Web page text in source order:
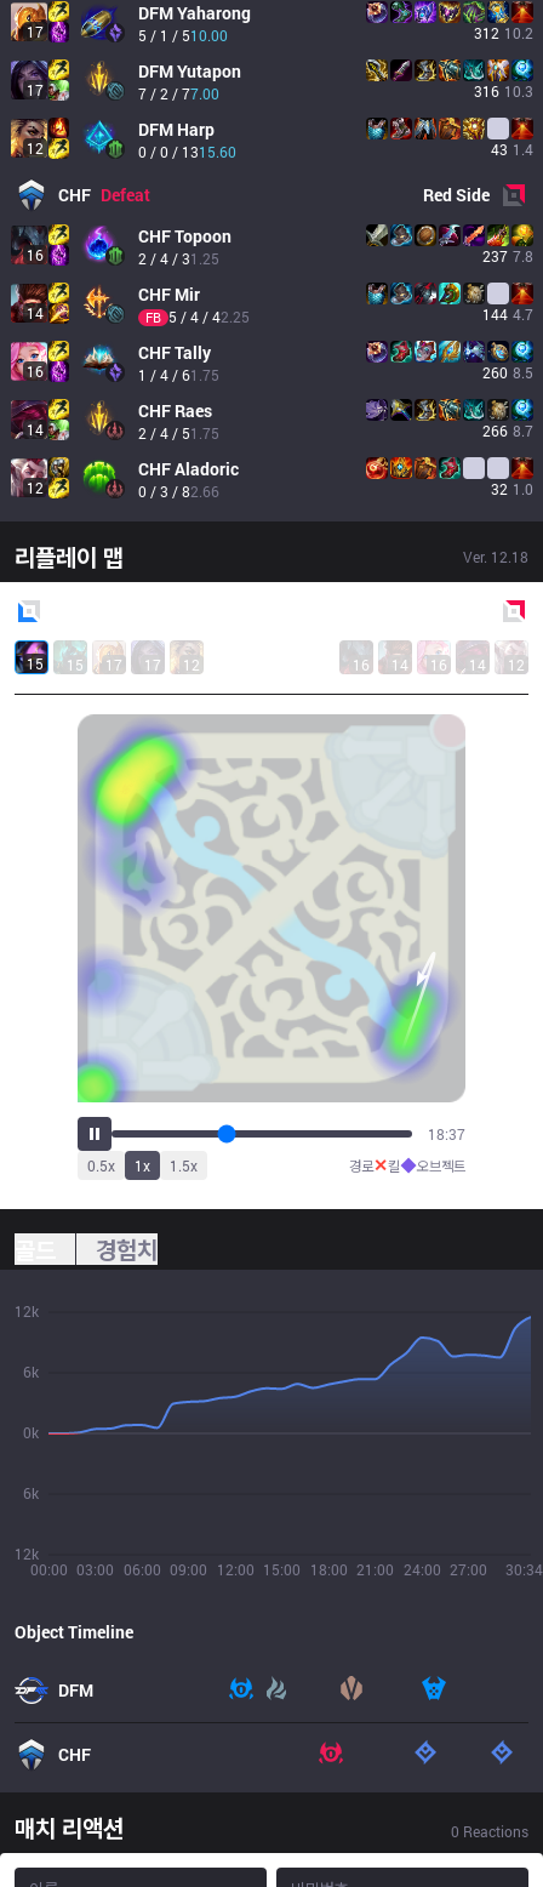
17
DFMYaharong
5 / 1 / 510.00 312 10.2
17
DFMYutapon
7 / 2 / 77.00 316 10.3
12
DFM Harp
0 / 0 / 1315.60 43 1.4
CHF Defeat RedSide
16
CHFTopoon
2 / 4 / 31.25 237 7.8
14
CHF Mir
FB 5 / 4 / 42.25 144 4.7
16
CHFTally
1 / 4 / 61.75 260 8.5
14
CHF Raes
2 / 4 / 51.75 266 8.7
12
CHFAladoric
0 / 3 / 82.66 32 1.0
리플레이 맵 Ver. 12.18
15 15 17 17 12 16 14 16 14 12
21:02
0.5x 1x 1.5x 경로✕킬◆오브젝트
경험치
00:00 03:00 06:00 09:00 12:00 15:00 18:00 21:00 24:00 27:00 30:34
12k
6k
0k
6k
12k
Object Timeline
DFM
CHF
매치 리액션 0 Reactions